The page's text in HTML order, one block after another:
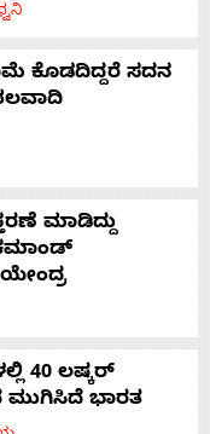
ಕೊಡದಿದ್ದರೆ ಸದನ
ಮಾಡಿದ್ದು
40 ಲಷ್ಕರ್
ಮುಗಿಸಿದೆ ಭಾರತ